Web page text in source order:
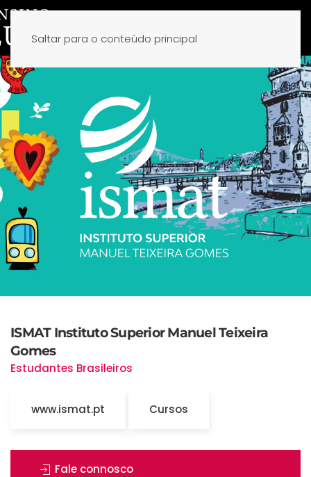
Saltar para o conteúdo principal
ISMAT Instituto Superior Manuel Teixeira
Gomes
Estudantes Brasileiros
www.ismat.pt Cursos
Fale connosco